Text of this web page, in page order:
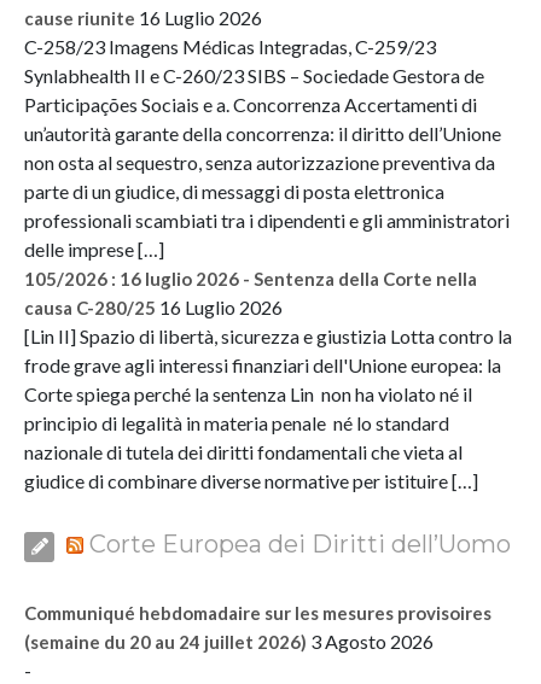
cause riunite 16 Luglio 2026
C-258/23 Imagens Médicas Integradas, C-259/23
Synlabhealth II e C-260/23 SIBS – Sociedade Gestora de
Participações Sociais e a. Concorrenza Accertamenti di
un’autorità garante della concorrenza: il diritto dell’Unione
non osta al sequestro, senza autorizzazione preventiva da
parte di un giudice, di messaggi di posta elettronica
professionali scambiati tra i dipendenti e gli amministratori
delle imprese […]
105/2026 : 16 luglio 2026 - Sentenza della Corte nella
causa C-280/25 16 Luglio 2026
[Lin II] Spazio di libertà, sicurezza e giustizia Lotta contro la
frode grave agli interessi finanziari dell'Unione europea: la
Corte spiega perché la sentenza Lin non ha violato né il
principio di legalità in materia penale né lo standard
nazionale di tutela dei diritti fondamentali che vieta al
giudice di combinare diverse normative per istituire […]
Corte Europea dei Diritti dell’Uomo
Communiqué hebdomadaire sur les mesures provisoires
(semaine du 20 au 24 juillet 2026) 3 Agosto 2026
-